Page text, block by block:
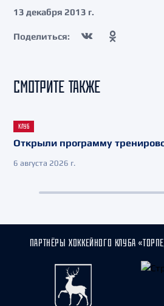
13 декабря 2013 г.
Поделиться:
СМОТРИТЕ ТАКЖЕ
КЛУБ
Открыли программу
6 августа 2026 г.
ПАРТНЁРЫ ХОККЕЙНОГО КЛУБА